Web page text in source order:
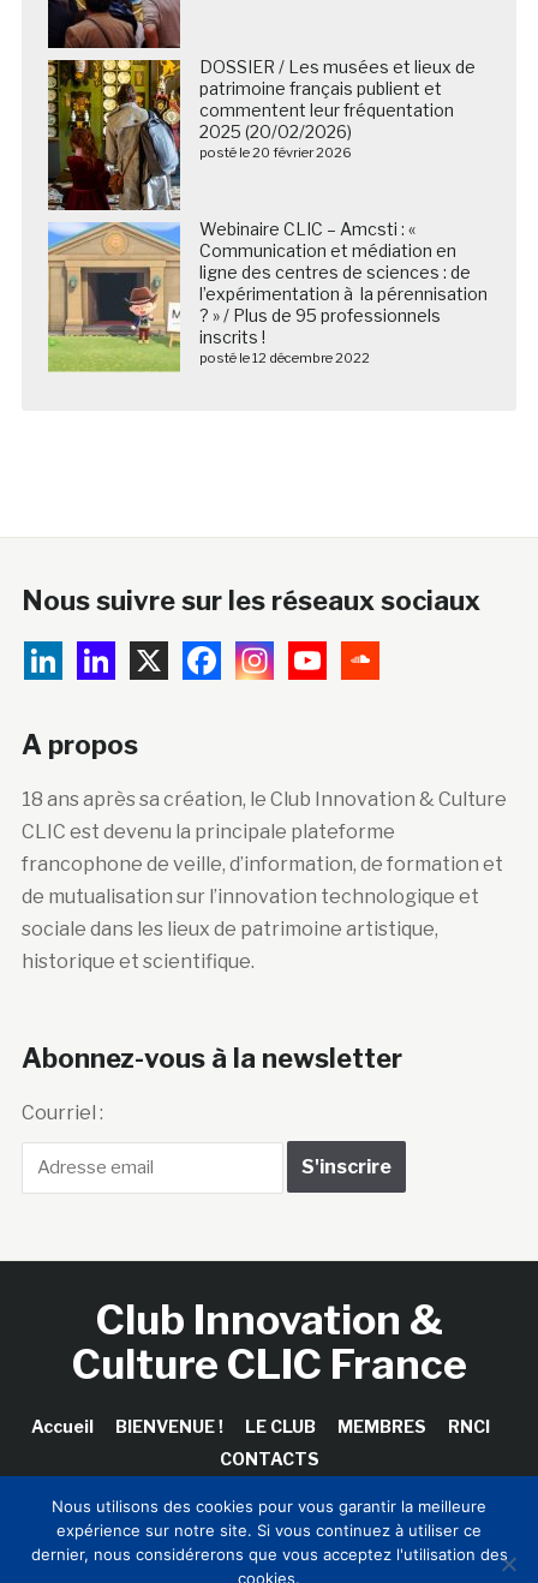
DOSSIER / Les musées et lieux de
patrimoine français publient et
commentent leur fréquentation
2025 (20/02/2026)
posté le 20 février 2026
Webinaire CLIC – Amcsti : «
Communication et médiation en
ligne des centres de sciences : de
l’expérimentation à la pérennisation
? » / Plus de 95 professionnels
inscrits !
posté le 12 décembre 2022
Nous suivre sur les réseaux sociaux
A propos
18 ans après sa création, le Club Innovation & Culture
CLIC est devenu la principale plateforme
francophone de veille, d’information, de formation et
de mutualisation sur l’innovation technologique et
sociale dans les lieux de patrimoine artistique,
historique et scientifique.
Abonnez-vous à la newsletter
Courriel :
Club Innovation &
Culture CLIC France
Accueil BIENVENUE ! LE CLUB MEMBRES
RNCI
CONTACTS
Copyright © 2026 Club Innovation & Culture CLIC France /
Nous utilisons des cookies pour vous garantir la meilleure
expérience sur notre site. Si vous continuez à utiliser ce
dernier, nous considérerons que vous acceptez l'utilisation des
cookies.